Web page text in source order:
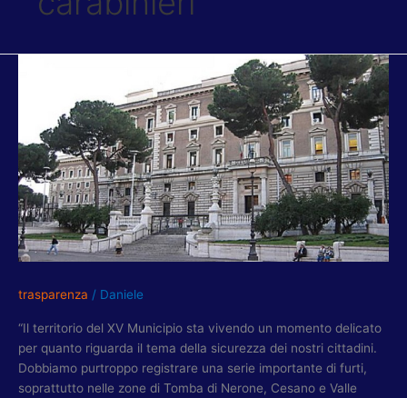
trasparenza / Daniele
“Il territorio del XV Municipio sta vivendo un momento delicato
per quanto riguarda il tema della sicurezza dei nostri cittadini.
Dobbiamo purtroppo registrare una serie importante di furti,
soprattutto nelle zone di Tomba di Nerone, Cesano e Valle
PREFETTURA
MAGGIORI
UOMINI
PER
SICUREZZA
TERRITORIO